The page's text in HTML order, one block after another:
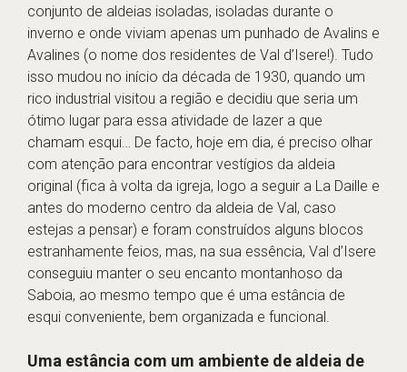
conjunto de aldeias isoladas, isoladas durante o
inverno e onde viviam apenas um punhado de Avalins e
Avalines (o nome dos residentes de Val d’Isere!). Tudo
isso mudou no início da década de 1930, quando um
rico industrial visitou a região e decidiu que seria um
ótimo lugar para essa atividade de lazer a que
chamam esqui… De facto, hoje em dia, é preciso olhar
com atenção para encontrar vestígios da aldeia
original (fica à volta da igreja, logo a seguir a La Daille e
antes do moderno centro da aldeia de Val, caso
estejas a pensar) e foram construídos alguns blocos
estranhamente feios, mas, na sua essência, Val d’Isere
conseguiu manter o seu encanto montanhoso da
Saboia, ao mesmo tempo que é uma estância de
esqui conveniente, bem organizada e funcional.
Uma estância com um ambiente de aldeia de